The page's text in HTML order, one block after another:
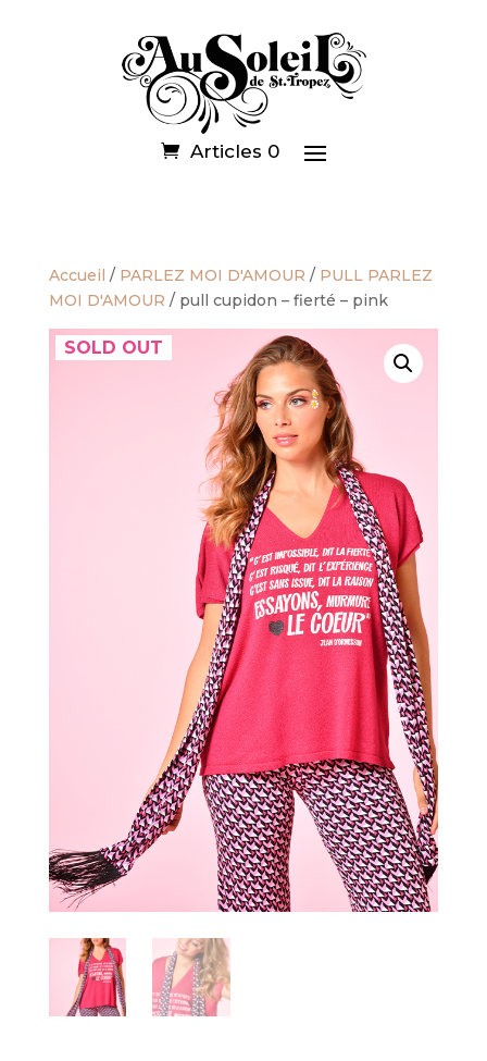
Articles 0
Accueil / PARLEZ MOI D'AMOUR / PULL PARLEZ
MOI D'AMOUR / pull cupidon – fierté – pink
SOLD OUT